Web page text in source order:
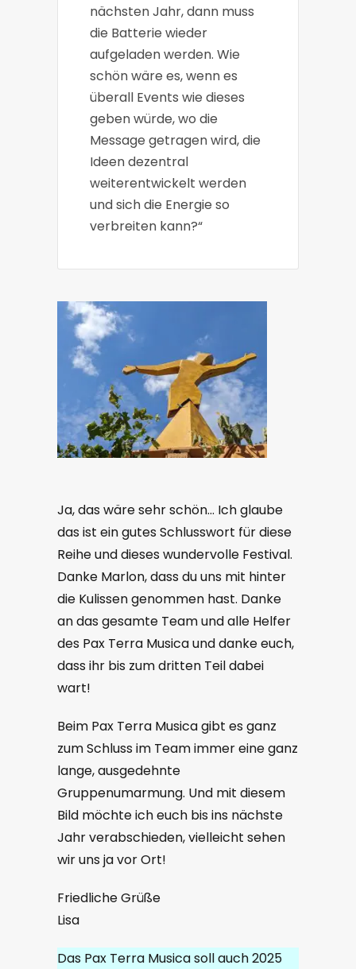
nächsten Jahr, dann muss
die Batterie wieder
aufgeladen werden. Wie
schön wäre es, wenn es
überall Events wie dieses
geben würde, wo die
Message getragen wird, die
Ideen dezentral
weiterentwickelt werden
und sich die Energie so
verbreiten kann?“
Ja, das wäre sehr schön… Ich glaube
das ist ein gutes Schlusswort für diese
Reihe und dieses wundervolle Festival.
Danke Marlon, dass du uns mit hinter
die Kulissen genommen hast. Danke
an das gesamte Team und alle Helfer
des Pax Terra Musica und danke euch,
dass ihr bis zum dritten Teil dabei
wart!
Beim Pax Terra Musica gibt es ganz
zum Schluss im Team immer eine ganz
lange, ausgedehnte
Gruppenumarmung. Und mit diesem
Bild möchte ich euch bis ins nächste
Jahr verabschieden, vielleicht sehen
wir uns ja vor Ort!
Friedliche Grüße
Lisa
Das Pax Terra Musica soll auch 2025